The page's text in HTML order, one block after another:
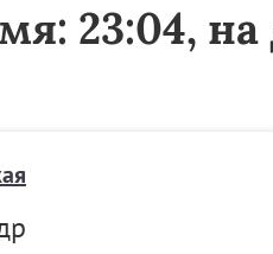
23:04,